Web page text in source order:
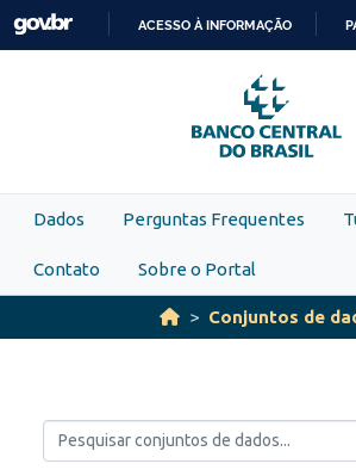
Skip to main content
PARA
O
CONTEÚDO
ACESSO À INFORMAÇÃO
Dados Perguntas Frequentes
Contato Sobre o Portal
Conjuntos de